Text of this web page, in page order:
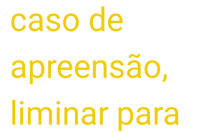
caso de
apreensão,
liminar para